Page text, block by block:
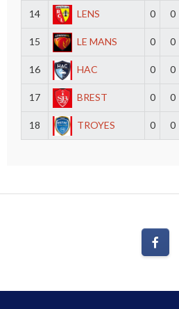
14 LENS 0 0
15 LE MANS 0 0
16 HAC 0 0
17 BREST 0 0
18 TROYES 0 0